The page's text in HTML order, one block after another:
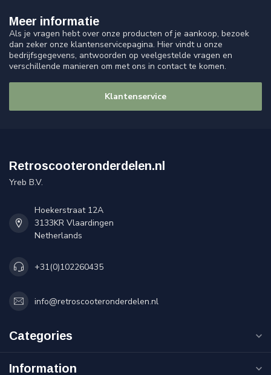
Meer informatie
Als je vragen hebt over onze producten of je aankoop, bezoek
dan zeker onze klantenservicepagina. Hier vindt u onze
bedrijfsgegevens, antwoorden op veelgestelde vragen en
verschillende manieren om met ons in contact te komen.
Klantenservice
Retroscooteronderdelen.nl
Yreb B.V.
Hoekerstraat 12A
3133KR Vlaardingen
Netherlands
+31(0)102260435
info@retroscooteronderdelen.nl
Categories
Information